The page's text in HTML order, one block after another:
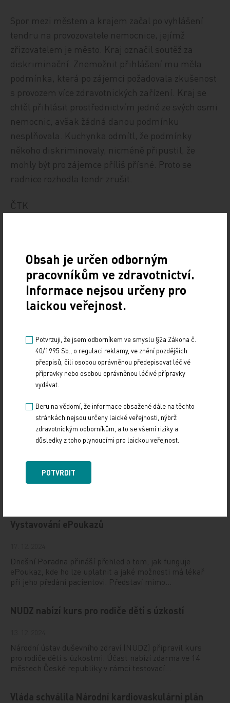
Spor mezi městem a krajem začal po vyhlášení
tendru na provozovatele nemocnice, jejímž
zřizovatelem je město. Kraj označil soutěž za
diskriminační. Znemožnit přihlášení mu měla
podmínka, která po zájemci požadovala zkušenost
s provozem více zdravotnických zařízení. Kraj se
chtěl přihlásit prostřednictvím jedné ze svých osmi
nemocnic, avšak žádná danou podmínku
nesplňovala. Kuchynka odmítl, že podmínky
někoho diskriminovaly, nicméně připustil, že
mohly být pro zájemce příliš přísné. Proto se
radnice rozhodla tendr zrušit.
ČTK
POLITIKA
Sdílejte článek
Doporučené
19. světový kongres Controversies in Neurology
19. světový kongres Controversies in Neurology (CONy)
Vystavování ePoukazů
Dnešní Poradna přináší přehled o tom, jak funguje
ePoukaz, kde ho lze uplatnit a jaké možnosti má lékař
při jeho předání pacientovi. Představí mimo…
NUDZ nabízí kurs pro rodiče dětí s úzkostí
Národní ústav duševního zdraví (NUDZ) připravil kurs
pro rodiče dětí s úzkostmi. Účast nabízí zdarma ve 14
městech České republiky v rámci testovací…
Vláda schválila Národní kardiovaskulární plán
Obsah je určen odborným
pracovníkům ve zdravotnictví.
Informace nejsou určeny pro
laickou veřejnost.
Potvrzuji, že jsem odborníkem ve smyslu §2a Zákona č.
40/1995 Sb., o regulaci reklamy, ve znění pozdějších
předpisů, čili osobou oprávněnou předepisovat léčivé
přípravky nebo osobou oprávněnou léčivé přípravky
vydávat.
Beru na vědomí, že informace obsažené dále na těchto
stránkách nejsou určeny laické veřejnosti, nýbrž
zdravotnickým odborníkům, a to se všemi riziky a
důsledky z toho plynoucími pro laickou veřejnost.
POTVRDIT